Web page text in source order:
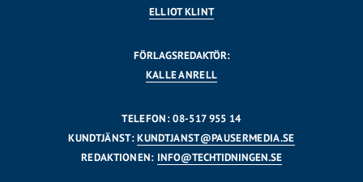
ELLIOT KLINT
FÖRLAGSREDAKTÖR:
KALLE ANRELL
TELEFON: 08-517 955 14
KUNDTJÄNST:KUNDTJANST@PAUSERMEDIA.SE
REDAKTIONEN: INFO@TECHTIDNINGEN.SE